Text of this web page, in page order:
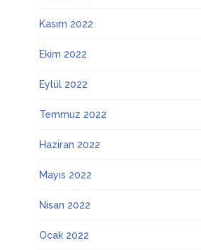
Kasım 2022
Ekim 2022
Eylül 2022
Temmuz 2022
Haziran 2022
Mayıs 2022
Nisan 2022
Ocak 2022